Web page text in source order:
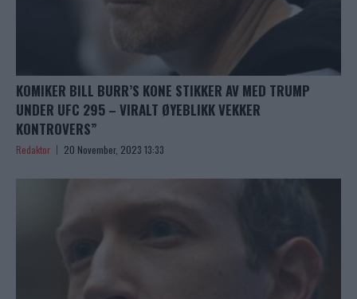
KOMIKER BILL BURR’S KONE STIKKER AV MED TRUMP
UNDER UFC 295 – VIRALT ØYEBLIKK VEKKER
KONTROVERS”
Redaktor 20 November, 2023 13:33